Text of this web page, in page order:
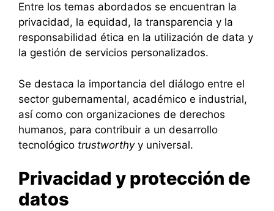
Entre los temas abordados se encuentran la
privacidad, la equidad, la transparencia y la
responsabilidad ética en la utilización de data y
la gestión de servicios personalizados.
Se destaca la importancia del diálogo entre el
sector gubernamental, académico e industrial,
así como con organizaciones de derechos
humanos, para contribuir a un desarrollo
tecnológico trustworthyy universal.
Privacidad y protección de
datos